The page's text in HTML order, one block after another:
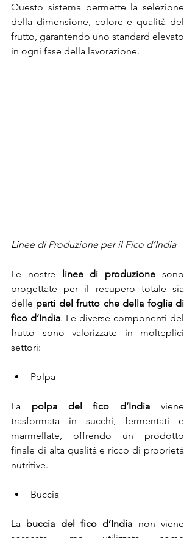
Questo sistema permette la selezione
della dimensione, colore e qualità del
frutto, garantendo uno standard elevato
in ogni fase della lavorazione.
Linee di Produzione per il Fico d’India
Le nostre linee di produzione sono
progettate per il recupero totale sia
delle parti del frutto che della foglia di
fico d’India. Le diverse componenti del
frutto sono valorizzate in molteplici
settori:
Polpa
La polpa del fico d’India viene
trasformata in succhi, fermentati e
marmellate, offrendo un prodotto
finale di alta qualità e ricco di proprietà
nutritive.
Buccia
La buccia del fico d’India non viene